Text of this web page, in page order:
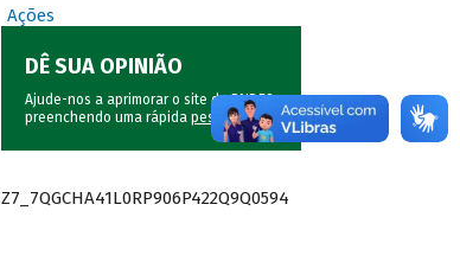
Ações
DÊ SUA OPINIÃO
Ajude-nos a aprimorar o site do BNDES
preenchendo uma rápida pesquisa.
Z7_7QGCHA41L0RP906P422Q9Q0594